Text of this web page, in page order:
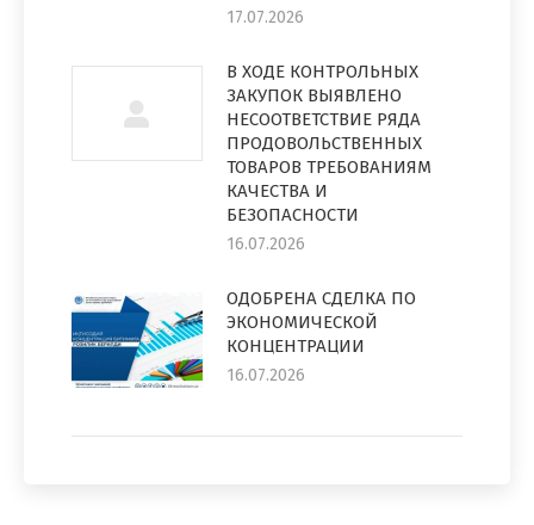
17.07.2026
В ХОДЕ КОНТРОЛЬНЫХ
ЗАКУПОК ВЫЯВЛЕНО
НЕСООТВЕТСТВИЕ РЯДА
ПРОДОВОЛЬСТВЕННЫХ
ТОВАРОВ ТРЕБОВАНИЯМ
КАЧЕСТВА И
БЕЗОПАСНОСТИ
16.07.2026
ОДОБРЕНА СДЕЛКА ПО
ЭКОНОМИЧЕСКОЙ
КОНЦЕНТРАЦИИ
16.07.2026